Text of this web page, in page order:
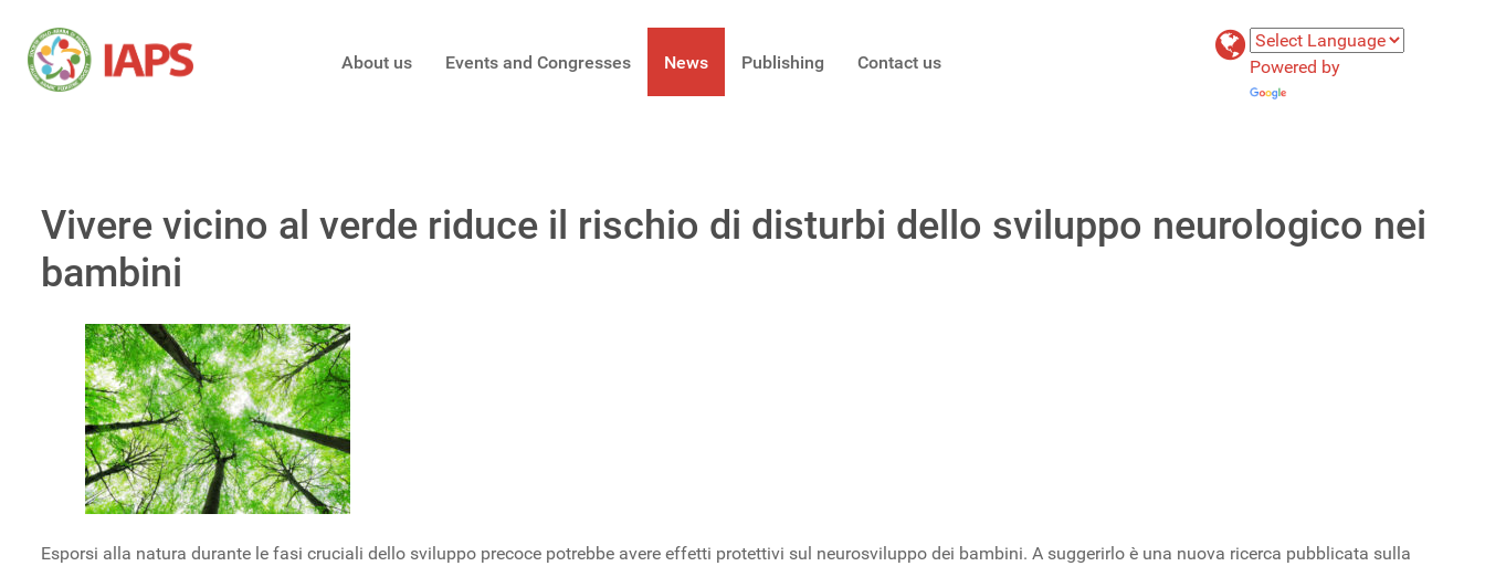
About us Events and Congresses News Publishing Contact us
Powered by
Vivere vicino al verde riduce il rischio di disturbi dello sviluppo neurologico nei
bambini
Esporsi alla natura durante le fasi cruciali dello sviluppo precoce potrebbe avere effetti protettivi sul neurosviluppo dei bambini. A suggerirlo è una nuova ricerca pubblicata sulla